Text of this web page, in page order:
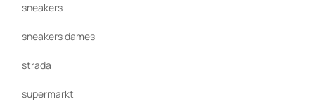
sneakers
sneakers dames
strada
supermarkt